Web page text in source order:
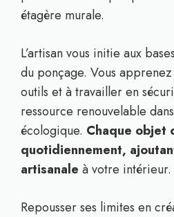
étagère murale.
L’artisan vous initie aux
du ponçage. Vous
outils et à travailler en
ressource renouvelable
écologique. Chaque objet
quotidiennement,
artisanale à votre intérieur.
Repousser ses limites en